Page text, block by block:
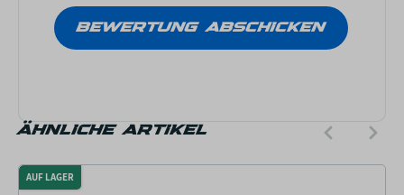
ÄHNLICHE ARTIKEL
AUF LAGER